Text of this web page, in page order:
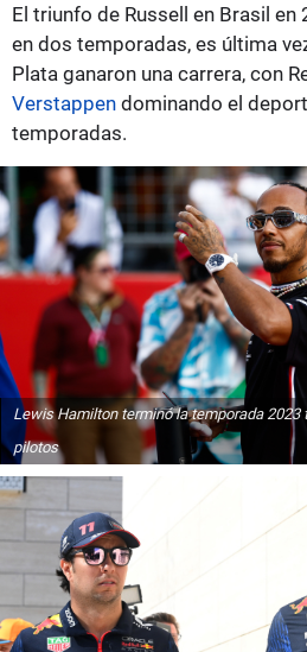
El triunfo de Russell en Brasil
en dos temporadas, es última
Plata ganaron una carrera, con
Verstappen dominando el
temporadas.
Lewis Hamilton terminó la temporada 2023
pilotos